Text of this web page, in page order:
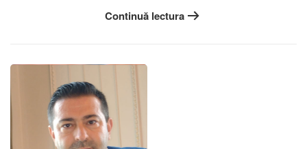
Continuă lectura